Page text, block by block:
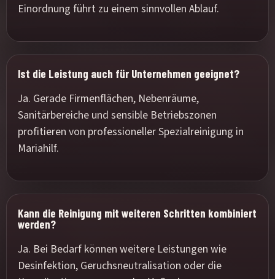
Einordnung führt zu einem sinnvollen Ablauf.
Ist die Leistung auch für Unternehmen geeignet?
Ja. Gerade Firmenflächen, Nebenräume,
Sanitärbereiche und sensible Betriebszonen
profitieren von professioneller Spezialreinigung in
Mariahilf.
Kann die Reinigung mit weiteren Schritten kombiniert
werden?
Ja. Bei Bedarf können weitere Leistungen wie
Desinfektion, Geruchsneutralisation oder die